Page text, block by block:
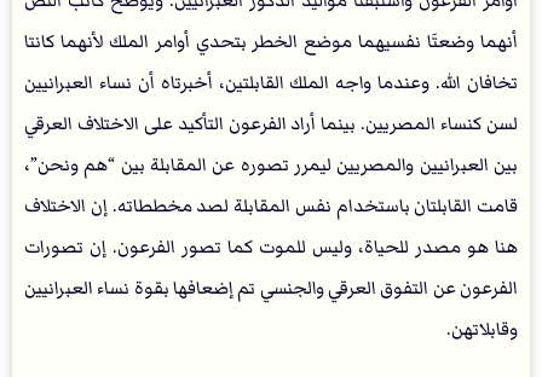
أنهما وضعتَا نفسيهما موضع الخطر بتحدي أوامر الملك لأنهما كانتا
تخافان الله. وعندما واجه الملك القابلتين، أخبرتاه أن نساء العبرانيين
لسن كنساء المصريين. بينما أراد الفرعون التأكيد على الاختلاف العرقي
بين العبرانيين والمصريين ليمرر تصوره عن المقابلة بين “هم ونحن”،
قامت القابلتان باستخدام نفس المقابلة لصد مخططاته. إن الاختلاف
هنا هو مصدر للحياة، وليس للموت كما تصور الفرعون. إن تصورات
الفرعون عن التفوق العرقي والجنسي تم إضعافها بقوة نساء العبرانيين
وقابلاتهن.